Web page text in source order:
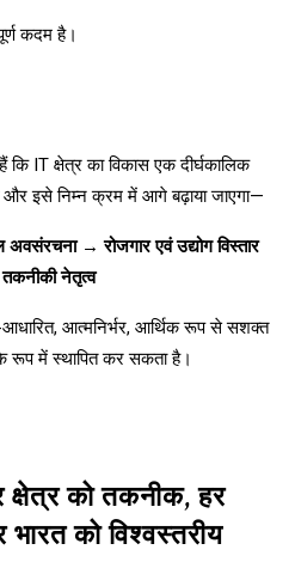
कदम है।
कि IT क्षेत्र का विकास एक दीर्घकालिक
और इसे निम्न क्रम में आगे बढ़ाया जाएगा—
→ रोजगार एवं उद्योग विस्तार
नेतृत्व
आधारित, आत्मनिर्भर, आर्थिक रूप से सशक्त
रूप में स्थापित कर सकता है।
क्षेत्र को तकनीक, हर
को विश्वस्तरीय